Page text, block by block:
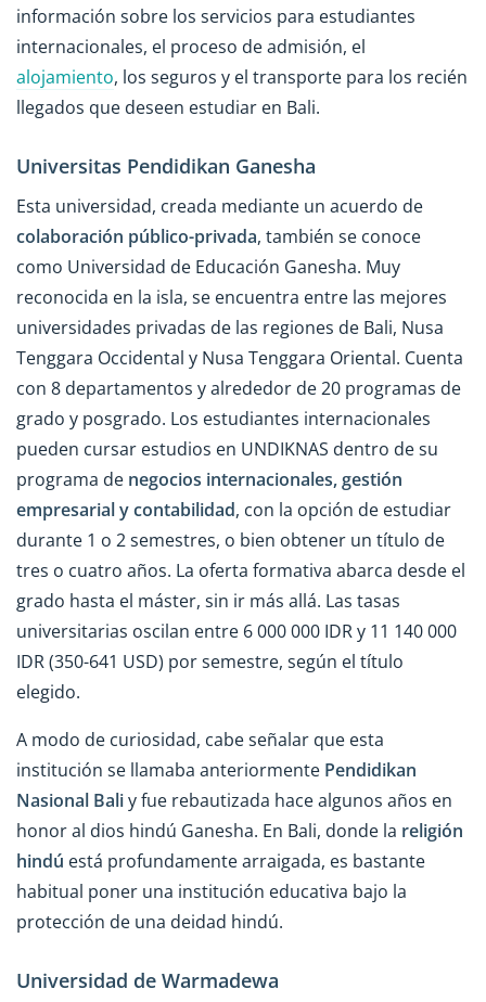
información sobre los servicios para estudiantes
internacionales, el proceso de admisión, el
alojamiento, los seguros y el transporte para los recién
llegados que deseen estudiar en Bali.
Universitas Pendidikan Ganesha
Esta universidad, creada mediante un acuerdo de
colaboración público-privada, también se conoce
como Universidad de Educación Ganesha. Muy
reconocida en la isla, se encuentra entre las mejores
universidades privadas de las regiones de Bali, Nusa
Tenggara Occidental y Nusa Tenggara Oriental. Cuenta
con 8 departamentos y alrededor de 20 programas de
grado y posgrado. Los estudiantes internacionales
pueden cursar estudios en UNDIKNAS dentro de su
programa de negocios internacionales, gestión
empresarial y contabilidad, con la opción de estudiar
durante 1 o 2 semestres, o bien obtener un título de
tres o cuatro años. La oferta formativa abarca desde el
grado hasta el máster, sin ir más allá. Las tasas
universitarias oscilan entre 6 000 000 IDR y 11 140 000
IDR (350-641 USD) por semestre, según el título
elegido.
A modo de curiosidad, cabe señalar que esta
institución se llamaba anteriormente Pendidikan
Nasional Baliy fue rebautizada hace algunos años en
honor al dios hindú Ganesha. En Bali, donde la religión
hindú está profundamente arraigada, es bastante
habitual poner una institución educativa bajo la
protección de una deidad hindú.
Universidad de Warmadewa